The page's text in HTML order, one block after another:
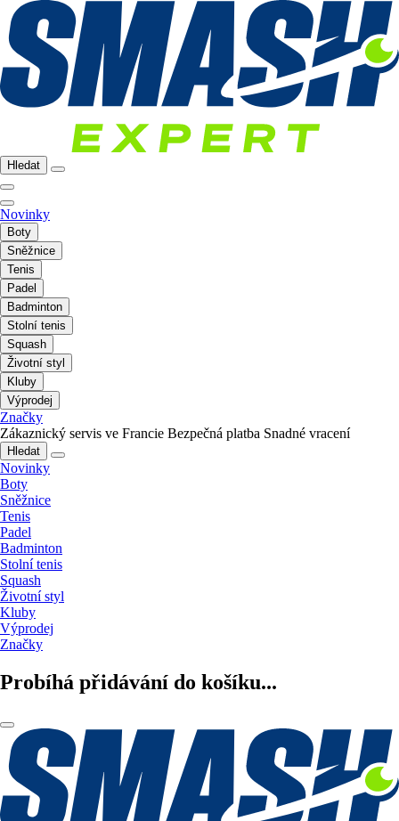
Hledat
Novinky
Boty
Sněžnice
Tenis
Padel
Badminton
Stolní tenis
Squash
Životní styl
Kluby
Výprodej
Značky
Zákaznický servis ve Francie Bezpečná platba Snadné vracení
Hledat
Novinky
Boty
Sněžnice
Tenis
Padel
Badminton
Stolní tenis
Squash
Životní styl
Kluby
Výprodej
Značky
Probíhá přidávání do košíku...